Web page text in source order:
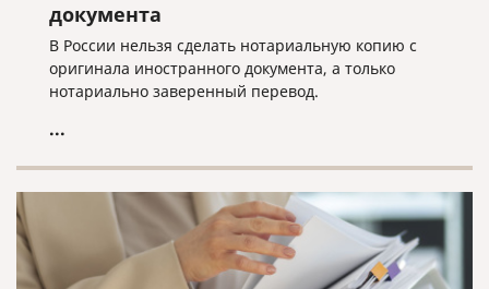
документа
В России нельзя сделать нотариальную копию с
оригинала иностранного документа, а только
нотариально заверенный перевод.
...